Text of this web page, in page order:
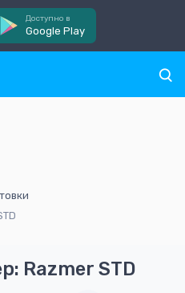
Доступно в
Google Play
Razmer STD